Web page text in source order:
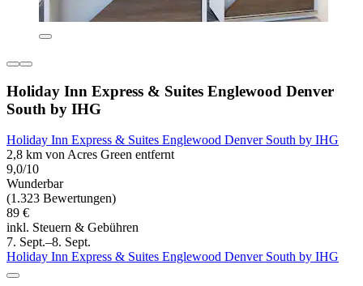
Holiday Inn Express & Suites Englewood Denver
South by IHG
Holiday Inn Express & Suites Englewood Denver South by IHG
2,8 km von Acres Green entfernt
9,0/10
Wunderbar
(1.323 Bewertungen)
89 €
inkl. Steuern & Gebühren
7. Sept.–8. Sept.
Holiday Inn Express & Suites Englewood Denver South by IHG